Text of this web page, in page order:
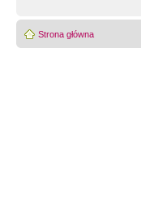
Strona główna